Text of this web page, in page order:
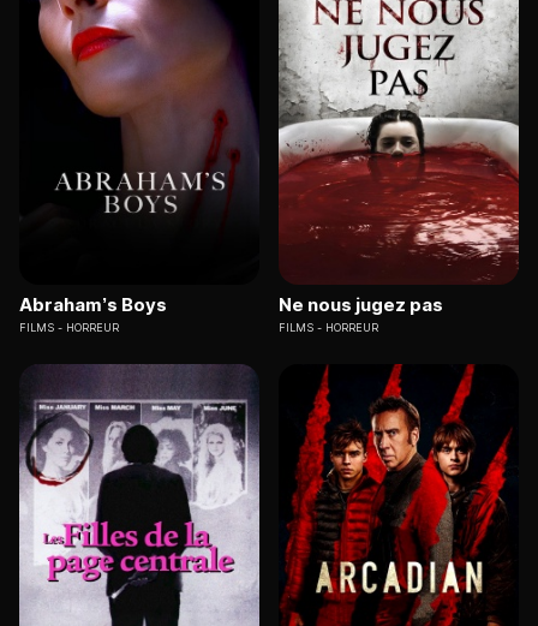
Abraham’s Boys
FILMS HORREUR
Ne nous jugez pas
FILMS HORREUR